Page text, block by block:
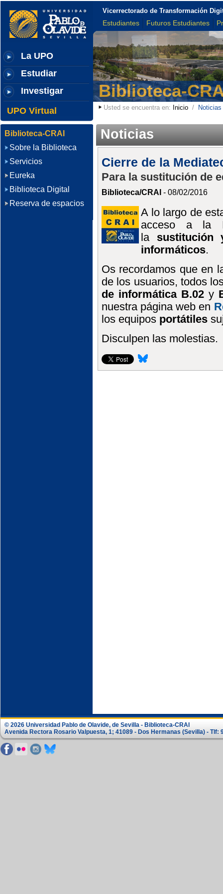
La UPO
Estudiar
Investigar
UPO Virtual
Vicerrectorado de Transformación
Estudiantes Futuros Estudiantes
Biblioteca-
Usted se encuentra en: Inicio/ Noticias
Noticias
Cierre de la
Para la sustitución de
Biblioteca/CRAI- 08/02/2016
A lo largo de
acceso a la
la sustitución
informáticos.
Os recordamos que en
de los usuarios, todos
de informática B.02y
nuestra página web en
los equipos portátiles
Disculpen las molestias.
Biblioteca-CRAI
Sobre la Biblioteca
Servicios
Eureka
Biblioteca Digital
Reserva de espacios
© 2026 Universidad Pablo de Olavide, de Sevilla - Biblioteca-CRAI
Avenida Rectora Rosario Valpuesta, 1; 41089 - Dos Hermanas (Sevilla) - Tlf: